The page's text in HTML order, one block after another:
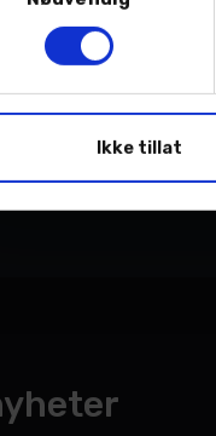
Ikke tillat